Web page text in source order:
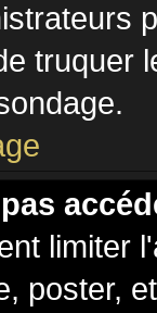
truquer
limiter
poster,